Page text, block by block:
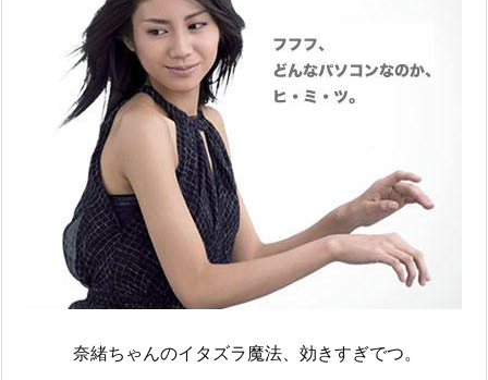
奈緒ちゃんのイタズラ魔法、効きすぎでつ。